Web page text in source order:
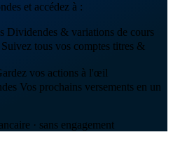
et accédez à :
Dividendes & variations de cours
Suivez tous vos comptes titres &
vos actions à l'œil
Vos prochains versements en un
· sans engagement